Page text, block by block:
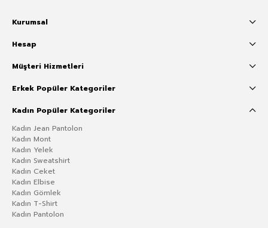
Kurumsal
Hesap
Müşteri Hizmetleri
Erkek Popüler Kategoriler
Kadın Popüler Kategoriler
Kadın Jean Pantolon
Kadın Mont
Kadın Yelek
Kadın Sweatshirt
Kadın Ceket
Kadın Elbise
Kadın Gömlek
Kadın T-Shirt
Kadın Pantolon